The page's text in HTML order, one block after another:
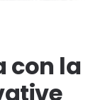
con la